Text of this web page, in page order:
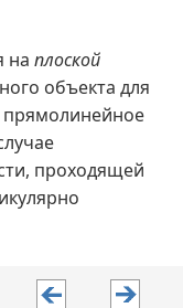
на плоской
объекта для
проходящей
, то для нее